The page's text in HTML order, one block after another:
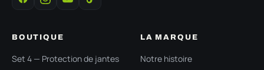
BOUTIQUE
Set 4 — Protection de jantes
LA MARQUE
Notre histoire